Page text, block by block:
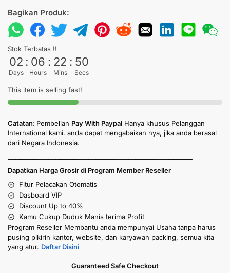
Bagikan Produk:
Stok Terbatas !!
02
Days
: 06
Hours
: 22
Mins
: 50
Secs
This item is selling fast!
Catatan: Pembelian Pay With Paypal Hanya khusus Pelanggan
International kami. anda dapat mengabaikan nya, jika anda berasal
dari Negara Indonesia.
Dapatkan Harga Grosir di Program Member Reseller
Fitur Pelacakan Otomatis
Dasboard VIP
Discount Up to 40%
Kamu Cukup Duduk Manis terima Profit
Program Reseller Membantu anda mempunyai Usaha tanpa harus
pusing pikirin kantor, website, dan karyawan packing, semua kita
yang atur. Daftar Disini
Guaranteed Safe Checkout